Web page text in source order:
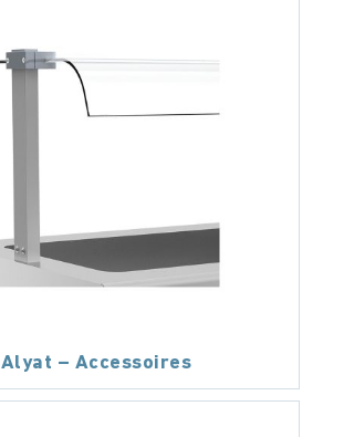
Alyat – Accessoires